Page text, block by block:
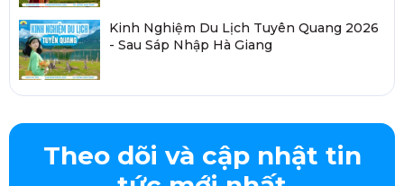
Kinh Nghiệm Du Lịch Tuyên Quang 2026
- Sau Sáp Nhập Hà Giang
Theo dõi và cập nhật tin